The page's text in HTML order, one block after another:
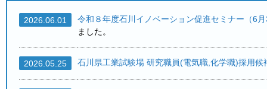
・08/24(月)セミナー
・08/19(水)セミナー「石川県の産業課題解決に貢献する接着・
08/07(金)セミナー「ナレッジグラフを活用したLLMとRAGの
2026.06.01
令和８年度石川イノベーション促進セミナー（6
ました。
2026.05.25 石川県工業試験場 研究職員(電気職,化学職)採用候